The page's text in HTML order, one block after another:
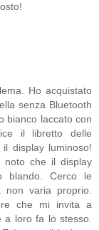
Ho acquistato
senza Bluetooth
bianco laccato con
il libretto delle
display luminoso!
che il display
blando. Cerco le
non varia proprio.
che mi invita a
a loro fa lo stesso.